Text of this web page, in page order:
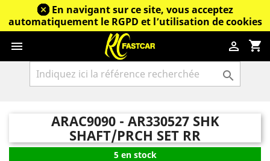
En navigant sur ce site, vous acceptez
automatiquement le RGPD et l’utilisation de cookies
 shopping_cart


ARAC9090 - AR330527 SHK
SHAFT/PRCH SET RR
5 en stock